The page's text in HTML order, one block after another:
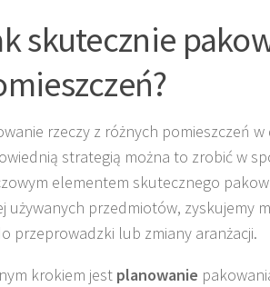
skutecznie
rzeczy z różnych pomieszczeń
strategią można to zrobić w
elementem skutecznego
używanych przedmiotów, zyskujemy
przeprowadzki lub zmiany aranżacji.
krokiem jest planowanie